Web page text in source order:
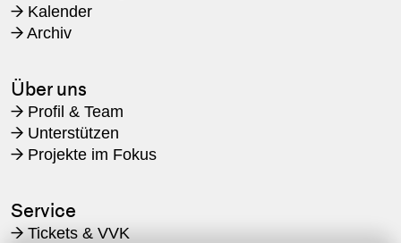
→ Kalender
→ Archiv
Über uns
→ Profil & Team
→ Unterstützen
→ Projekte im Fokus
Service
→ Tickets & VVK